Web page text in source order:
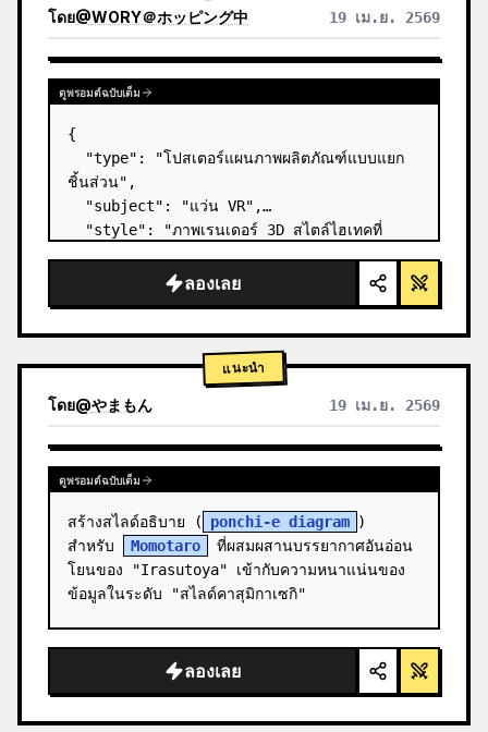
โดย@WORY＠ホッピング中 19 เม.ย. 2569
ดูพรอมต์ฉบับเต็ม
{
  "type": "โปสเตอร์แผนภาพผลิตภัณฑ์แบบแยก
ชิ้นส่วน",
  "subject": "แว่น VR",
  "style": "ภาพเรนเดอร์ 3D สไตล์ไฮเทคที่
  "background": "
ไล่เฉดสีม่วงและน้ำเงิน
อ่อน ",
ลองเลย
แนะนำ
โดย@やまもん 19 เม.ย. 2569
ดูผลลัพธ์จากโมเดลอื่น
ดูพรอมต์ฉบับเต็ม
สร้างสไลด์อธิบาย ( ponchi-e diagram )
สำหรับ
Momotaro
ที่ผสมผสานบรรยากาศอันอ่อน
โยนของ "Irasutoya" เข้ากับความหนาแน่นของ
ข้อมูลในระดับ "สไลด์คาสุมิกาเซกิ"
ลองเลย